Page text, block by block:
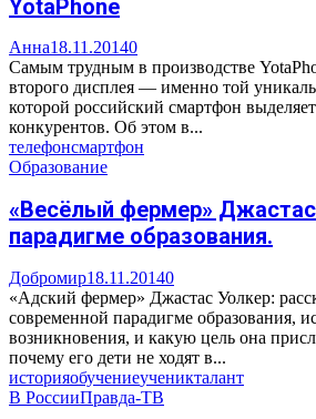
YotaPhone
Анна18.11.20140
Самым трудным в производстве
второго дисплея — именно той
которой российский смартфон
конкурентов. Об этом в...
телефонсмартфон
Образование
«Весёлый фермер»
парадигме образования.
Добромир18.11.20140
«Адский фермер» Джастас Уолкер:
современной парадигме образования,
возникновения, и какую цель она
почему его дети не ходят в...
историяобучениеученикталант
В РоссииПравда-ТВ